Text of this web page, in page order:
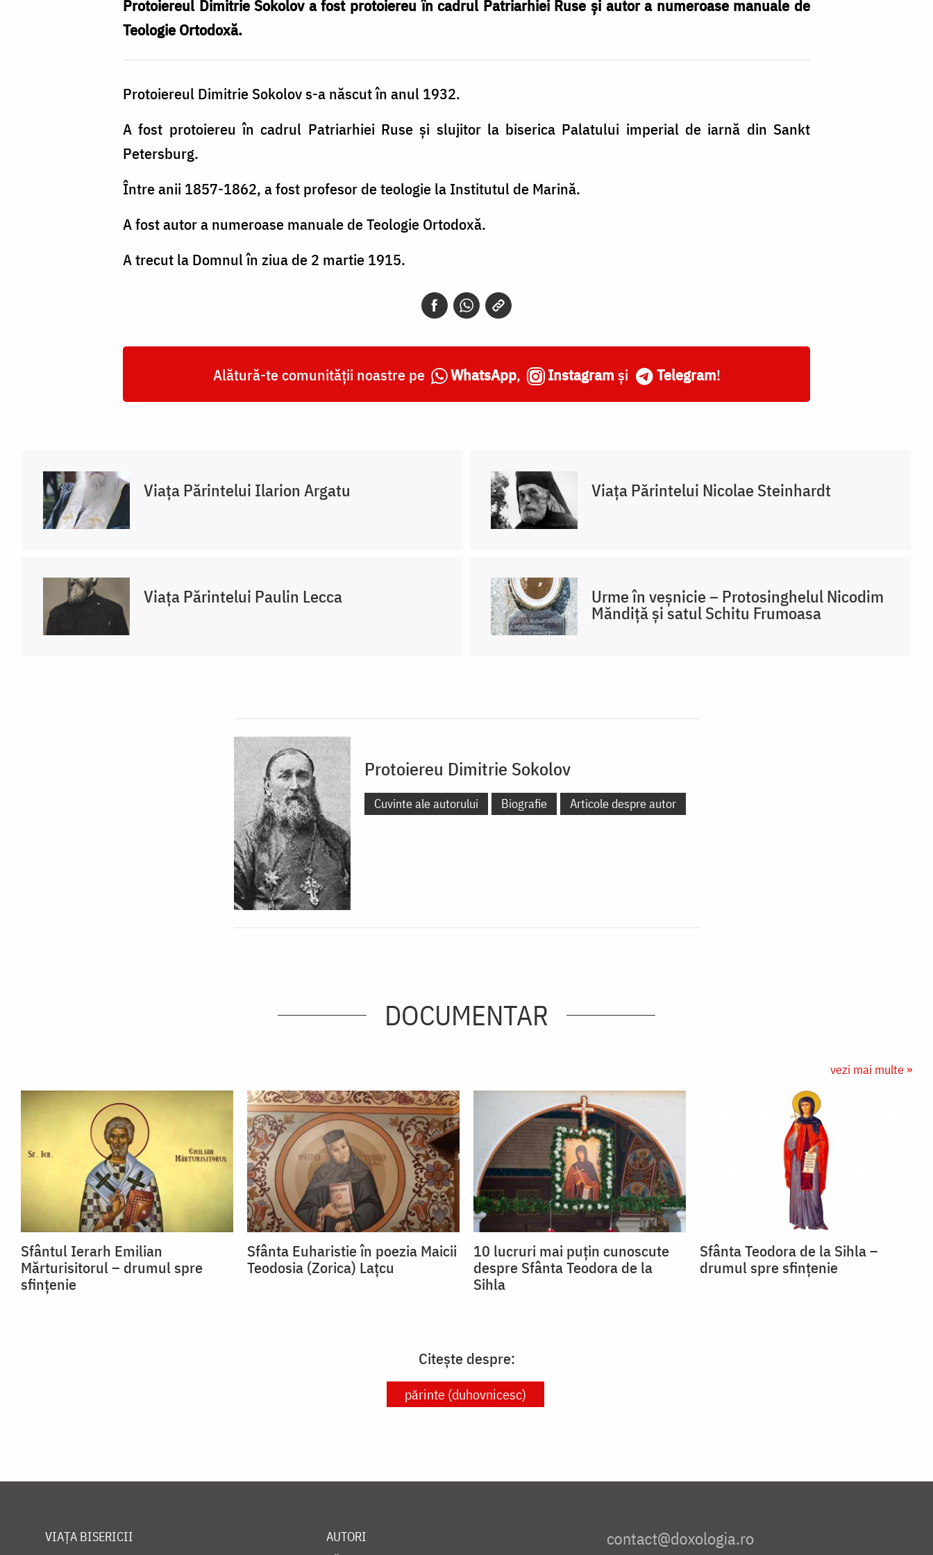
Protoiereul Dimitrie Sokolov a fost protoiereu în cadrul Patriarhiei Ruse și autor a numeroase manuale de
Teologie Ortodoxă.
Protoiereul Dimitrie Sokolov s-a născut în anul 1932.
A fost protoiereu în cadrul Patriarhiei Ruse și slujitor la biserica Palatului imperial de iarnă din Sankt
Petersburg.
Între anii 1857-1862, a fost profesor de teologie la Institutul de Marină.
A fost autor a numeroase manuale de Teologie Ortodoxă.
A trecut la Domnul în ziua de 2 martie 1915.
Alătură-te comunității noastre pe WhatsApp, Instagram și Telegram!
Viața Părintelui Ilarion Argatu Viața Părintelui Nicolae Steinhardt
Viața Părintelui Paulin Lecca Urme în veșnicie – Protosinghelul Nicodim
Măndiță și satul Schitu Frumoasa
Protoiereu Dimitrie Sokolov
Cuvinte ale autorului Biografie Articole despre autor
DOCUMENTAR
vezi mai multe »
Sfântul Ierarh Emilian
Mărturisitorul – drumul spre
sfințenie
Sfânta Euharistie în poezia Maicii
Teodosia (Zorica) Lațcu
10 lucruri mai puțin cunoscute
despre Sfânta Teodora de la
Sihla
Sfânta Teodora de la Sihla –
drumul spre sfințenie
Citește despre:
părinte (duhovnicesc)
VIAȚA BISERICII
AUTORI